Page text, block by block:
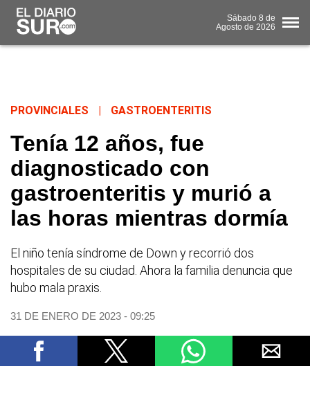
Sábado 8 de
Agosto de 2026
PROVINCIALES GASTROENTERITIS
Tenía 12 años, fue
diagnosticado con
gastroenteritis y murió a
las horas mientras dormía
El niño tenía síndrome de Down y recorrió dos
hospitales de su ciudad. Ahora la familia denuncia que
hubo mala praxis.
31 DE ENERO DE 2023 - 09:25